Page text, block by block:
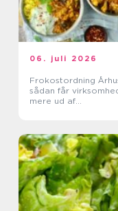
06. juli 2026
Frokostordning
sådan får
mere ud af